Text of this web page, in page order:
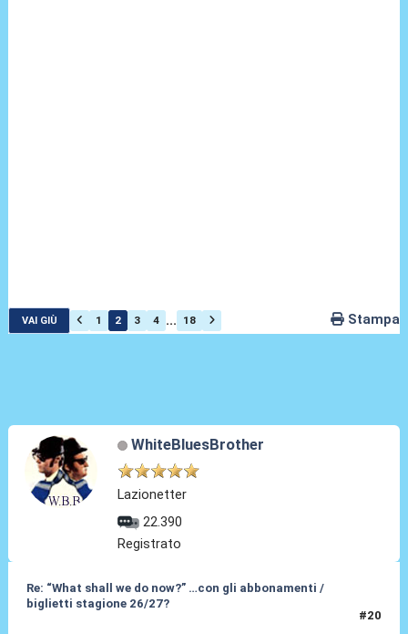
VAI GIÙ 1 2 3 4 ... 18 Stampa
WhiteBluesBrother
Lazionetter
22.390
Registrato
Re: “What shall we do now?” …con gli abbonamenti /
biglietti stagione 26/27?
#20